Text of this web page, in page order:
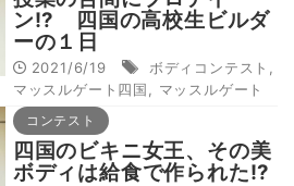
ン!? 四国の高校生ビルダ
ーの１日
2021/6/19 ボディコンテスト
マッスルゲート四国
マッスルゲート
コンテスト
四国のビキニ女王、その美
ボディは給食で作られた!?